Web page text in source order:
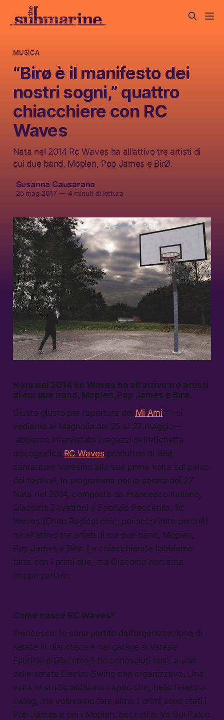
MUSICA
“Birø è il manifesto dei
nostri sogni,” quattro
chiacchiere con RC
Waves
Nata nel 2014 Rc Waves ha all’attivo tre artisti di
cui due band, Moplen, Pop James e BirØ.
Susanna Causarano
25 mag 2017 —4 minuti di lettura
Nata nel 2014 Rc Waves ha all’attivo tre artisti
di cui due irand, Moplen, Pop James e Birø.
Giusto giusto per l’apertura del Mi Ami — ci
vediamo al Magnolia dal 25 al 27 maggio—
abbiamo intervistato i ragazzi dell’etichetta
discografica RC Waves produttori di Birø,
cantautore varesino alla sua prima volta sul palco
del festival, in programma per la serata del 27.
Nata nel 2014, composta da Francesco Italiano,
Giacomo Zavattoni e Fabrizio Peccerillo, Rc
Waves (Onde Radical chic, poi scoprirete perché)
ha all’attivo tre artisti di cui due band, Moplen,
Pop James e Birø. La chiacchierata l’abbiamo
fatta con i primi due, ma Giacomo non ama
troppo parlare.
Come nasce RC Waves?
Francesco: Io sono partito dall’organizzazione di
serate in discoteca e nei garage a Varese.
Fabrizio e Giacomo li ho conosciuti così, a una
delle serate Electro Swing che organizzavo. Una
volta in studio abbiamo capito che, bello l’electro
swing, ma volevamo fare altro. I primi sono stati i
Pop James e poi i Moplen, beccati al Va Sul Palco